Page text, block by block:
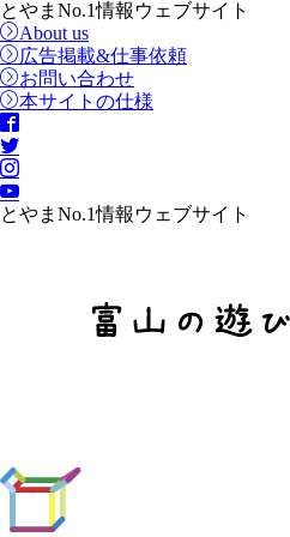
とやまNo.1情報ウェブサイト
About us
広告掲載&仕事依頼
お問い合わせ
本サイトの仕様
とやまNo.1情報ウェブサイト